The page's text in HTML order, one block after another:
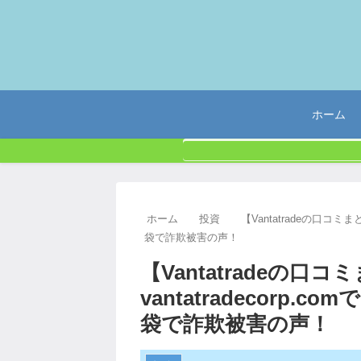
ホーム
ホーム 投資
【Vantatradeの口コミ
袋で詐欺被害の声！
【Vantatradeの口コ
vantatradecorp.com
袋で詐欺被害の声！